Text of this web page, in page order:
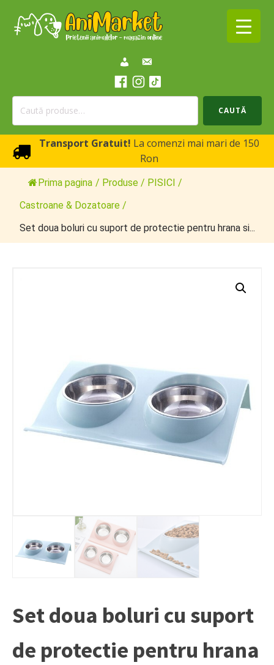
Caută
CAUTĂ
Transport Gratuit! La comenzi mai mari de 150
Ron
Prima pagina / Produse / PISICI /
Castroane & Dozatoare /
Set doua boluri cu suport de protectie pentru hrana si...
Set doua boluri cu suport
de protectie pentru hrana